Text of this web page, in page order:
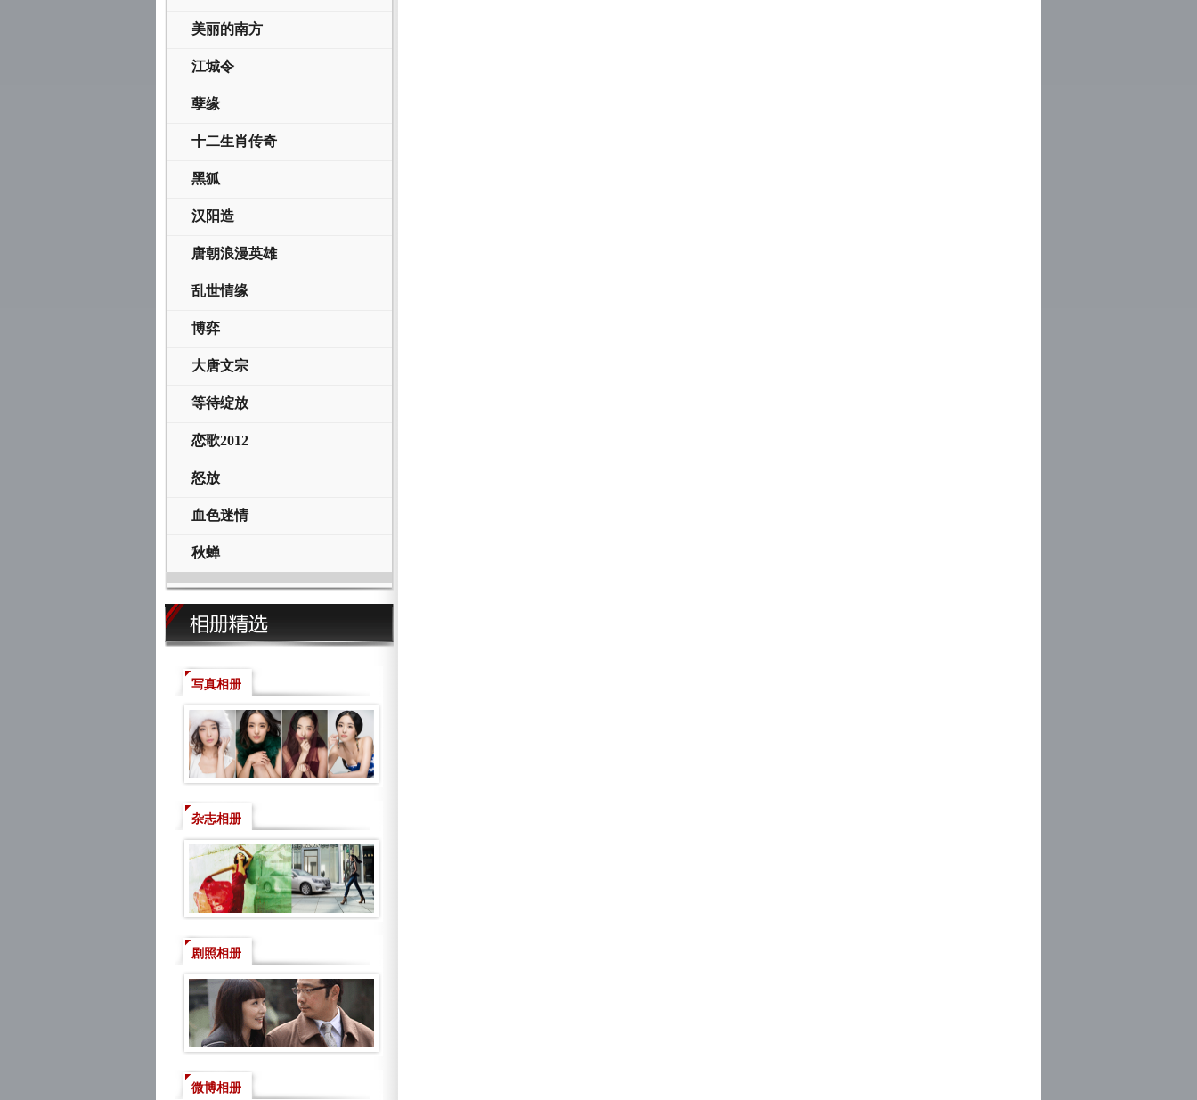
美丽的南方
江城令
孽缘
十二生肖传奇
黑狐
汉阳造
唐朝浪漫英雄
乱世情缘
博弈
大唐文宗
等待绽放
恋歌2012
怒放
血色迷情
秋蝉
写真相册
杂志相册
剧照相册
微博相册